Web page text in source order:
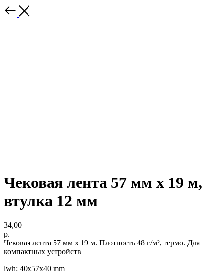
Чековая лента 57 мм х 19 м,
втулка 12 мм
34,00
р.
Чековая лента 57 мм x 19 м. Плотность 48 г/м², термо. Для
компактных устройств.
lwh: 40x57x40 mm